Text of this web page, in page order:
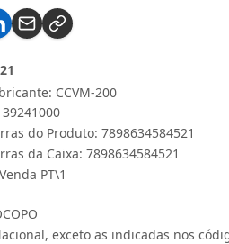
CCVM-200
do Produto: 7898634584521
da Caixa: 7898634584521
PT\1
exceto as indicadas nos